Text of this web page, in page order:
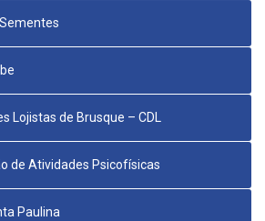
Lojistas de Brusque – CDL
de Atividades Psicofísicas
Paulina